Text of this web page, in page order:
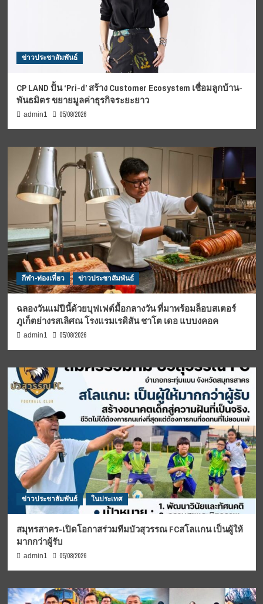
ข่าวประชาสัมพันธ์
CP LAND ปั้น ‘Pri-d’ สร้าง Customer Ecosystem เชื่อมลูกบ้าน-
พันธมิตร ขยายมูลค่าธุรกิจระยะยาว
admin1 05/08/2026
กีฬา-ท่องเที่ยว ข่าวประชาสัมพันธ์
ฉลองวันแม่ปีนี้ด้วยบุฟเฟต์มื้อกลางวัน ที่มาพร้อมล็อบสเตอร์
ภูเก็ตย่างรสเลิศณ โรงแรมเรดิสัน ชาโต เดอ แบบงคอค
admin1 05/08/2026
ข่าวประชาสัมพันธ์ ในประเทศ
สมุทรสาคร-เปิดโอกาสร่วมทีมบัวสุวรรณ FCสโลแกน เป็นผู้ให้
มากกว่าผู้รับ
admin1 05/08/2026